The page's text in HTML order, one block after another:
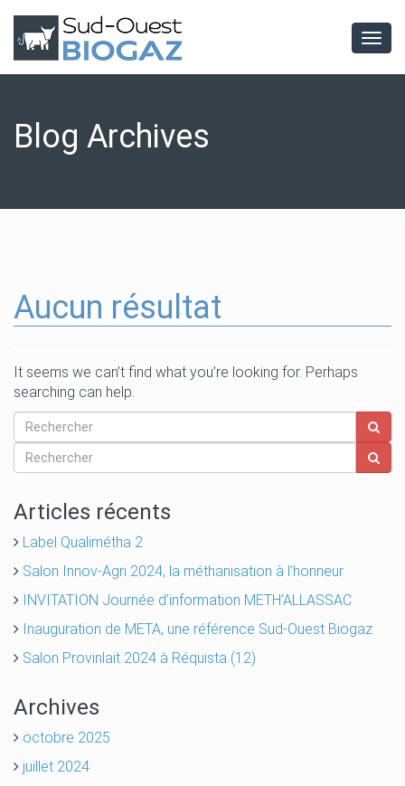
Blog Archives
Aucun résultat
It seems we can’t find what you’re looking for. Perhaps
searching can help.
Articles récents
Label Qualimétha 2
Salon Innov-Agri 2024, la méthanisation à l’honneur
INVITATION Journée d’information METH’ALLASSAC
Inauguration de META, une référence Sud-Ouest Biogaz
Salon Provinlait 2024 à Réquista (12)
Archives
octobre 2025
juillet 2024